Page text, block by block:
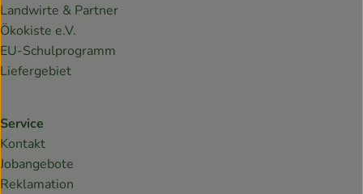
Landwirte & Partner
Ökokiste e.V.
EU-Schulprogramm
Liefergebiet
Service
Kontakt
Jobangebote
Reklamation